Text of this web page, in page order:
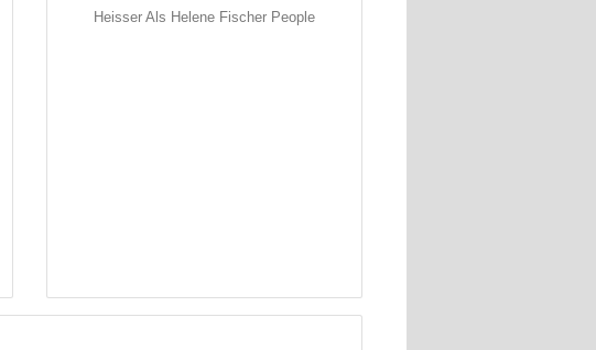
Heisser Als Helene Fischer People